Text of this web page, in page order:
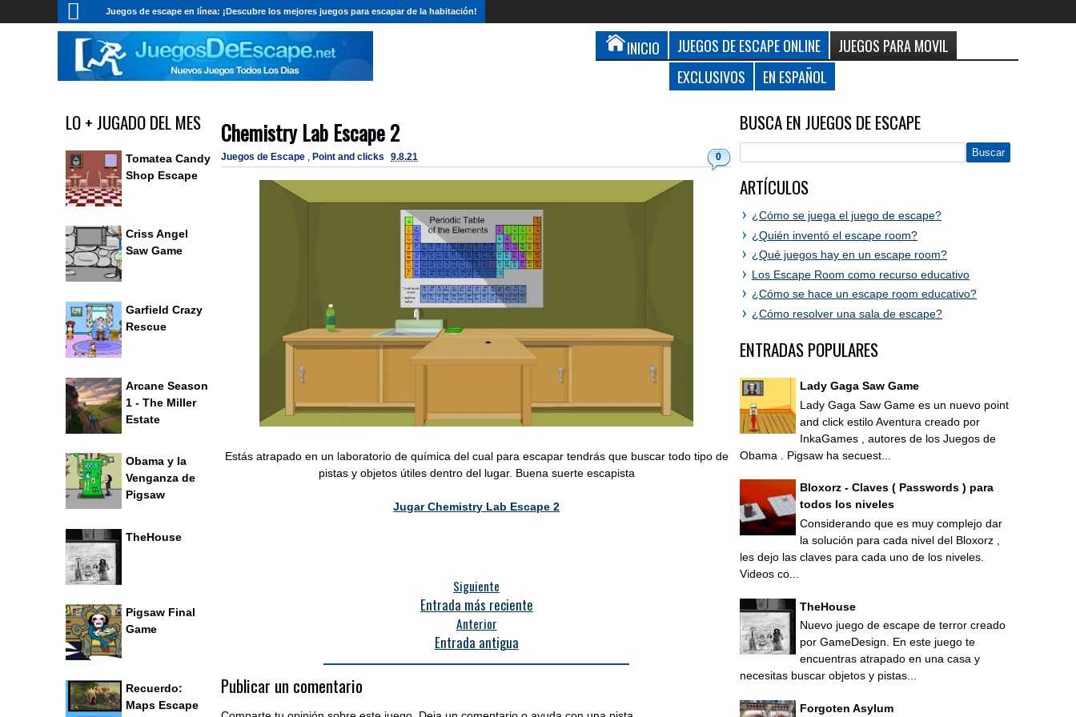
Juegos de escape en línea: ¡Descubre los mejores juegos para escapar de la habitación!
INICIO JUEGOS DE ESCAPE ONLINE
JUEGOS PARA MOVIL
EXCLUSIVOS
EN ESPAÑOL
Chemistry Lab Escape 2
0
Juegos de Escape , Point and clicks 9.8.21
Estás atrapado en un laboratorio de química del cual para escapar tendrás que buscar todo tipo de
pistas y objetos útiles dentro del lugar. Buena suerte escapista
Jugar Chemistry Lab Escape 2
Siguiente
Entrada más reciente
Anterior
Entrada antigua
Publicar un comentario
LO + JUGADO DEL MES
Tomatea Candy
Shop Escape
Criss Angel
Saw Game
Garfield Crazy
Rescue
Arcane Season
1 - The Miller
Estate
Obama y la
Venganza de
Pigsaw
TheHouse
Pigsaw Final
Game
Recuerdo:
Maps Escape
BUSCA EN JUEGOS DE ESCAPE
ARTÍCULOS
¿Cómo se juega el juego de escape?
¿Quién inventó el escape room?
¿Qué juegos hay en un escape room?
Los Escape Room como recurso educativo
¿Cómo se hace un escape room educativo?
¿Cómo resolver una sala de escape?
ENTRADAS POPULARES
Lady Gaga Saw Game
Lady Gaga Saw Game es un nuevo point
and click estilo Aventura creado por
InkaGames , autores de los Juegos de
Obama . Pigsaw ha secuest...
Bloxorz - Claves ( Passwords ) para
todos los niveles
Considerando que es muy complejo dar
la solución para cada nivel del Bloxorz ,
les dejo las claves para cada uno de los niveles.
Videos co...
TheHouse
Nuevo juego de escape de terror creado
por GameDesign. En este juego te
encuentras atrapado en una casa y
necesitas buscar objetos y pistas...
Forgoten Asylum